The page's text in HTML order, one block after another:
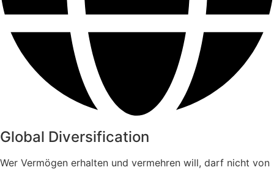
Global Diversification
Wer Vermögen erhalten und vermehren will, darf nicht von